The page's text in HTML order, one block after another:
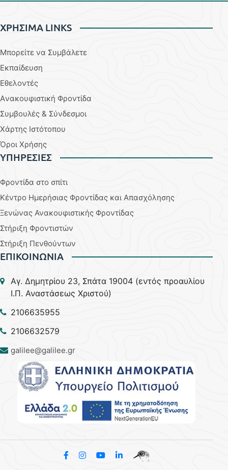
ΧΡΗΣΙΜΑ LINKS
Μπορείτε να Συμβάλετε
Εκπαίδευση
Εθελοντές
Aνακουφιστική Φροντίδα
Συμβουλές & Σύνδεσμοι
Χάρτης Ιστότοπου
Όροι Χρήσης
YΠΗΡΕΣΙΕΣ
Φροντίδα στο σπίτι
Κέντρο Ημερήσιας Φροντίδας και Απασχόλησης
Ξενώνας Ανακουφιστικής Φροντίδας
Στήριξη Φροντιστών
Στήριξη Πενθούντων
ΕΠΙΚΟΙΝΩΝΙΑ
Aγ. Δημητρίου 23, Σπάτα 19004 (εντός προαυλίου
Ι.Π. Αναστάσεως Χριστού)
2106635955
2106632579
galilee@galilee.gr